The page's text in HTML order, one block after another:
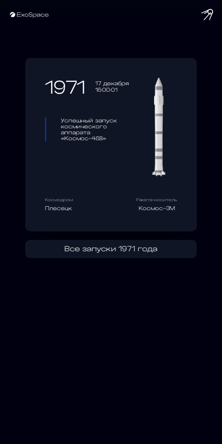
1971
17 декабря
16:00:01
Успешный запуск
космического
аппарата
«Космос-468»
Космодром
Плесецк
Ракета-носитель
Космос-3М
Все запуски 1971 года